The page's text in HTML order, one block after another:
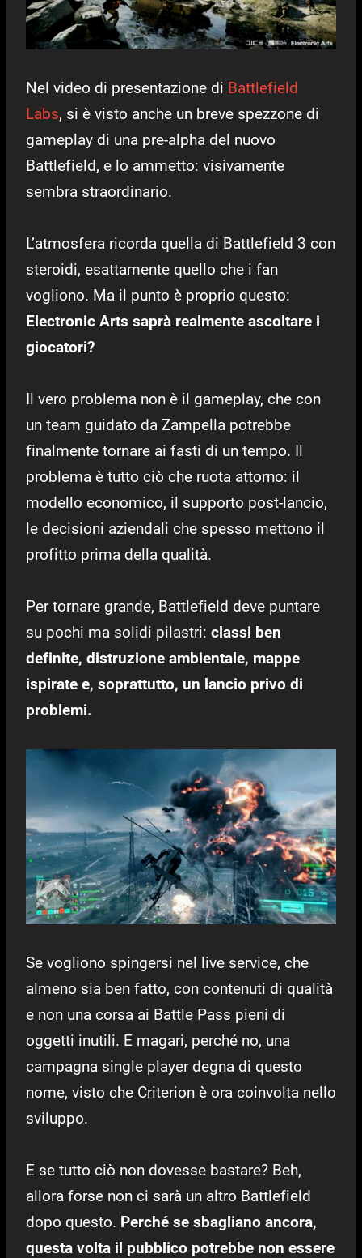
Nel video di presentazione di Battlefield
Labs, si è visto anche un breve spezzone di
gameplay di una pre-alpha del nuovo
Battlefield, e lo ammetto: visivamente
sembra straordinario.
L’atmosfera ricorda quella di Battlefield 3 con
steroidi, esattamente quello che i fan
vogliono. Ma il punto è proprio questo:
Electronic Arts saprà realmente ascoltare i
giocatori?
Il vero problema non è il gameplay, che con
un team guidato da Zampella potrebbe
finalmente tornare ai fasti di un tempo. Il
problema è tutto ciò che ruota attorno: il
modello economico, il supporto post-lancio,
le decisioni aziendali che spesso mettono il
profitto prima della qualità.
Per tornare grande, Battlefield deve puntare
su pochi ma solidi pilastri: classi ben
definite, distruzione ambientale, mappe
ispirate e, soprattutto, un lancio privo di
problemi.
Se vogliono spingersi nel live service, che
almeno sia ben fatto, con contenuti di qualità
e non una corsa ai Battle Pass pieni di
oggetti inutili. E magari, perché no, una
campagna single player degna di questo
nome, visto che Criterion è ora coinvolta nello
sviluppo.
E se tutto ciò non dovesse bastare? Beh,
allora forse non ci sarà un altro Battlefield
dopo questo. Perché se sbagliano ancora,
questa volta il pubblico potrebbe non essere